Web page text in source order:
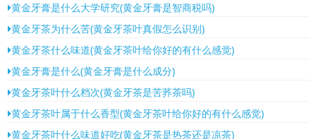
黄金牙膏是什么大学研究(黄金牙膏是智商税吗)
黄金牙茶为什么苦(黄金牙茶叶真假怎么识别)
黄金牙茶什么味道(黄金牙茶叶给你好的有什么感觉)
黄金牙膏是什么(黄金牙膏是什么成分)
黄金牙茶叶什么档次(黄金牙茶是苦荞茶吗)
黄金牙茶叶属于什么香型(黄金牙茶叶给你好的有什么感觉)
黄金牙茶叶什么味道好吃(黄金牙茶是热茶还是凉茶)